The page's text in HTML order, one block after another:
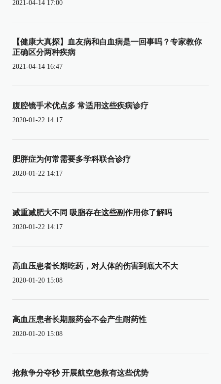
2021-04-14 17:00
【健康大真探】血友病和白血病是一回事吗？专家教你
正确区分两种疾病
2021-04-14 16:47
腹腔镜手术优点多 常适用这些疾病诊疗
2020-01-22 14:17
肥胖症为何常需要多学科联合诊疗
2020-01-22 14:17
减重减肥大不同 吸脂存在这些副作用你了解吗
2020-01-22 14:17
高血压患者长期吃药，对人体的伤害到底大不大
2020-01-20 15:08
高血压患者长期服药会不会产生耐药性
2020-01-20 15:08
抢救争分夺秒 开展航空急救有这些优势